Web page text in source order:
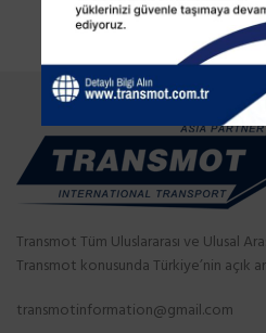
Transmot Tüm Uluslararası ve Ulusal
Transmot konusunda Türkiye’nin açık
transmotinformation@gmail.com